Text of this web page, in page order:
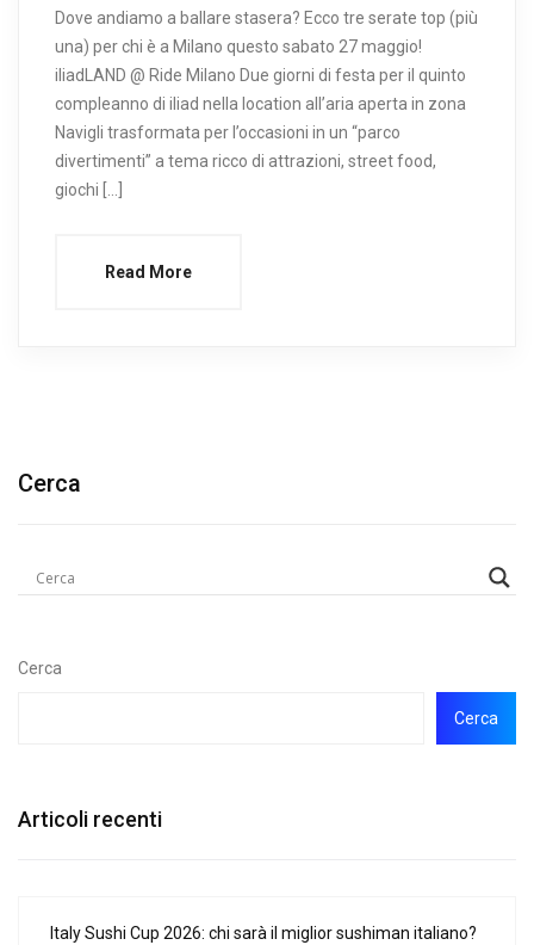
Dove andiamo a ballare stasera? Ecco tre serate top (più
una) per chi è a Milano questo sabato 27 maggio!
iliadLAND @ Ride Milano Due giorni di festa per il quinto
compleanno di iliad nella location all’aria aperta in zona
Navigli trasformata per l’occasioni in un “parco
divertimenti” a tema ricco di attrazioni, street food,
giochi […]
Read More
Cerca
Cerca
Cerca
Articoli recenti
Italy Sushi Cup 2026: chi sarà il miglior sushiman italiano?